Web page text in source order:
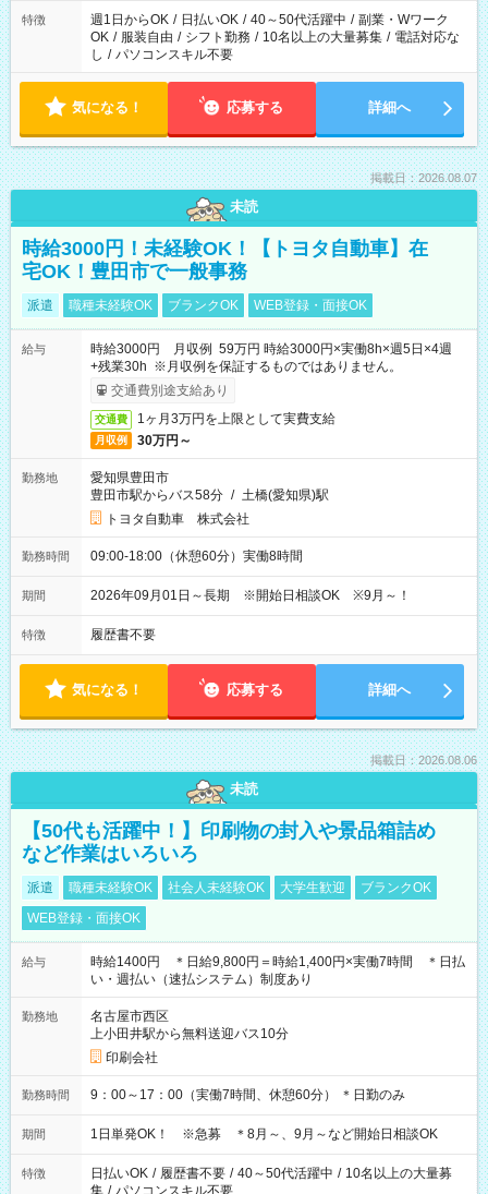
特徴 週1日からOK / 日払いOK / 40～50代活躍中 / 副業・Wワーク
OK / 服装自由 / シフト勤務 / 10名以上の大量募集 / 電話対応な
し / パソコンスキル不要
気になる！ 応募する 詳細へ
掲載日：2026.08.07
未読
時給3000円！未経験OK！【トヨタ自動車】在
宅OK！豊田市で一般事務
派遣 職種未経験OK ブランクOK WEB登録・面接OK
給与
時給3000円 月収例 59万円 時給3000円×実働8h×週5日×4週
+残業30h ※月収例を保証するものではありません。
交通費別途支給あり
交通費 1ヶ月3万円を上限として実費支給
月収例 30万円～
勤務地
愛知県豊田市
豊田市駅からバス58分 / 土橋(愛知県)駅
トヨタ自動車 株式会社
勤務時間 09:00-18:00（休憩60分）実働8時間
期間 2026年09月01日～長期 ※開始日相談OK ※9月～！
特徴 履歴書不要
気になる！ 応募する 詳細へ
掲載日：2026.08.06
未読
【50代も活躍中！】印刷物の封入や景品箱詰め
など作業はいろいろ
派遣 職種未経験OK 社会人未経験OK 大学生歓迎
ブランクOK
WEB登録・面接OK
給与
時給1400円 ＊日給9,800円＝時給1,400円×実働7時間 ＊日払
い・週払い（速払システム）制度あり
勤務地
名古屋市西区
上小田井駅から無料送迎バス10分
印刷会社
勤務時間 9：00～17：00（実働7時間、休憩60分） ＊日勤のみ
期間 1日単発OK！ ※急募 ＊8月～、9月～など開始日相談OK
特徴 日払いOK / 履歴書不要 / 40～50代活躍中 / 10名以上の大量募
集 / パソコンスキル不要